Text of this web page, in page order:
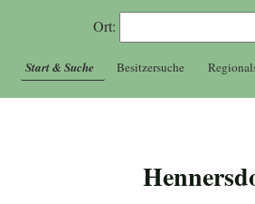
Ort:
Start & Suche Besitzersuche